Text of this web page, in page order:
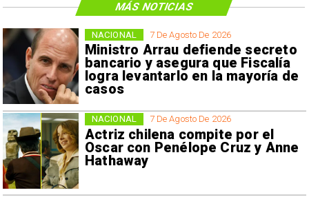
7 De Agosto De 2026
Ministro Arrau defiende secreto
bancario y asegura que Fiscalía
logra levantarlo en la mayoría de
casos
NACIONAL
7 De Agosto De 2026
Actriz chilena compite por el
Oscar con Penélope Cruz y Anne
Hathaway
NACIONAL
MÁS NOTICIAS